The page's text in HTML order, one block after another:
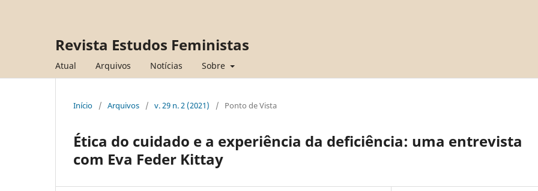
Revista Estudos Feministas
Atual Arquivos Notícias Sobre
Início / Arquivos / v. 29 n. 2 (2021) / Ponto de Vista
Ética do cuidado e a experiência da deficiência: uma entrevista
com Eva Feder Kittay